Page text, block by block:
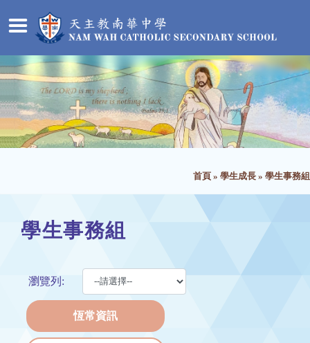
首頁 » 學生成長 » 學生事務組
學生事務組
瀏覽列:
恆常資訊